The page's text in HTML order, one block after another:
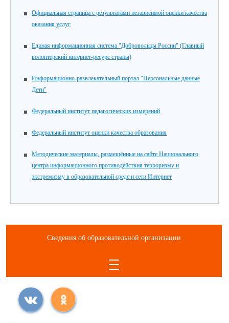
Официальная страница с результатами независимой оценки качества
оказания услуг
Единая информационная система "Добровольцы России" (Главный
волонтерский интернет-ресурс страны)
Информационно-развлекательный портал "Персональные данные
Дети"
Федеральный институт педагогических измерений
Федеральный институт оценки качества образования
Методические материалы, размещённые на сайте Национального
центра информационного противодействия терроризму и
экстремизму в образовательной среде и сети Интернет
Сведения об образовательной организации